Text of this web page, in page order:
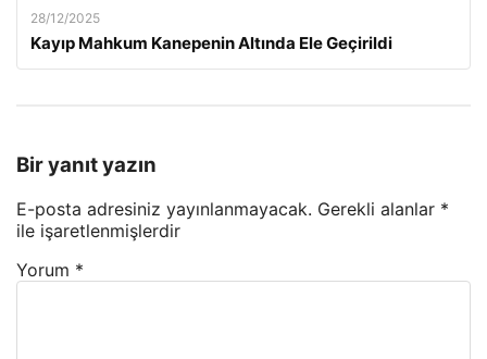
28/12/2025
Kayıp Mahkum Kanepenin Altında Ele Geçirildi
Bir yanıt yazın
E-posta adresiniz yayınlanmayacak. Gerekli alanlar *
ile işaretlenmişlerdir
Yorum *